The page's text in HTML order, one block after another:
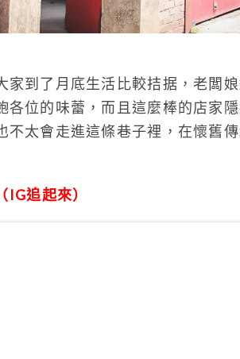
家到了月底生活比較拮据，老闆
各位的味蕾，而且這麼棒的店家
不太會走進這條巷子裡，在懷舊
追起來）